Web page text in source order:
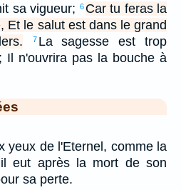
sa vigueur; 6 Car tu feras la
Et le salut est dans le grand
7 La sagesse est trop
Il n'ouvrira pas la bouche à
yeux de l'Eternel, comme la
eut après la mort de son
sa perte.